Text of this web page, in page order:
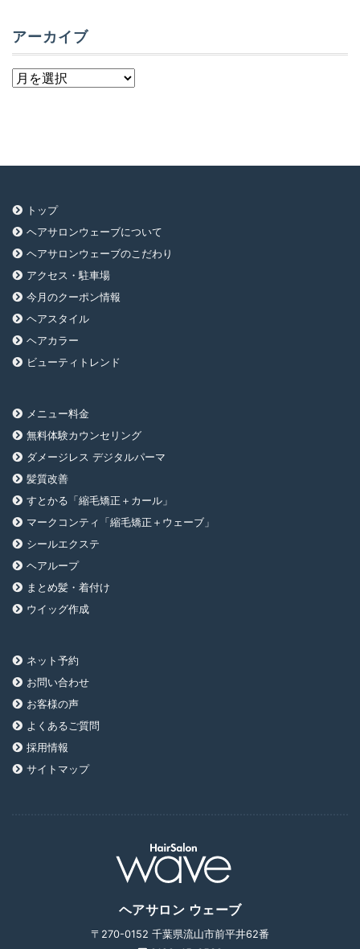
アーカイブ
ア
トップ
ヘアサロンウェーブについて
ヘアサロンウェーブのこだわり
アクセス・駐車場
今月のクーポン情報
ヘアスタイル
ヘアカラー
ビューティトレンド
メニュー料金
無料体験カウンセリング
ダメージレス デジタルパーマ
髪質改善
すとかる「縮毛矯正＋カール」
マークコンティ「縮毛矯正＋ウェーブ」
シールエクステ
ヘアループ
まとめ髪・着付け
ウイッグ作成
ネット予約
お問い合わせ
お客様の声
よくあるご質問
採用情報
サイトマップ
ヘアサロン ウェーブ
〒270-0152 千葉県流山市前平井62番